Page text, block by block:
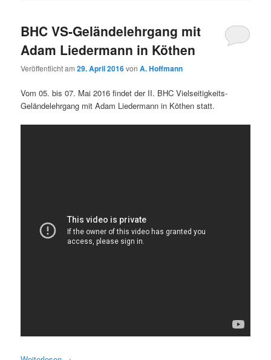
BHC VS-Geländelehrgang mit
Adam Liedermann in Köthen
Veröffentlicht am29. April 2016vonA. Hoffmann
Vom 05. bis 07. Mai 2016 findet der II. BHC Vielseitigkeits-
Geländelehrgang mit Adam Liedermann in Köthen statt.